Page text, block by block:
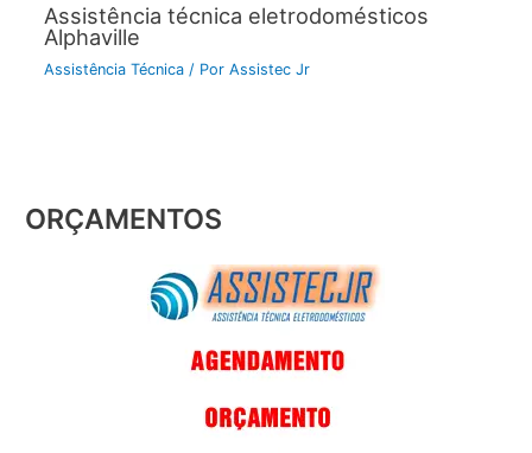
Assistência técnica eletrodomésticos
Alphaville
Assistência Técnica/ Por Assistec Jr
ORÇAMENTOS